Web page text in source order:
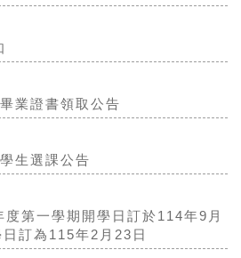
業證書領取公告
生選課公告
度第一學期開學日訂於114年9月
訂為115年2月23日